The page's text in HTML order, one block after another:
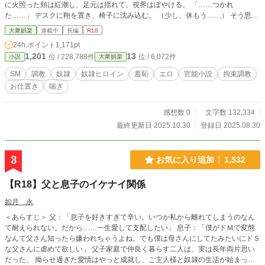
に火照った頬は紅潮し、足元は揺れて、視界はぼやける。 「……つかれ
た……」 デスクに鞄を置き、椅子に沈み込む。 （少し、休もう……） そう思っ
た瞬間、心の奥に沈んでいた黒い言葉が、アルコールにほだされて浮かび上が
る。 口にしてはいけないはずの言葉。 絶対に、誰にも聞かれてはいけない秘
密。 それが、美咲の唇からこぼれた。 ――「……課の経費を横領した……。も
しバレたら解雇、裁判……終わりだ……」 酒のせいだと分かっている。 酔いに
任せて、心の奥底の不安を口にしてしまった。 誰もいないと思い込んでいたか
ら、余計に無防備に声が漏れた。 だが、その油断は致命的だった。 「……なる
ほど。終わり、か」 背後から、低く湿った声。 美咲の肩がビクリと跳ねる。 振
手にはスマートフォン。 黒い瞳が光を反射し、獲物を見下ろす捕食者のように
のは、録音中を示す赤いアイコン。 「証拠は、もう手に入れた」 その一言で、
美咲の心臓がどくんっと大きく跳ねた。 頭の奥がじんじんと痺れ、呼吸が荒く
なる。 （だめ……これが……外に出たら……私は……） 家族、職場、すべてが
崩れる光景が頭をよぎる。 言い訳はできない。確かに口にしてしまったのだか
ら。 「やめて……お願い……」 震える声。涙で濡れた目が男を見上げる。 だ
が、返ってくるのは冷たい笑みだけだった。 「従え。逆らえば、この録音はす
ぐに世間に曝け出す」 その瞬間、美咲の背筋を冷たいものが這い上がった。 自
分の未来を、人差し指一つで握られている――その現実が、体を硬直させる。
恐怖と羞恥と、どうしようもない無力感が、彼女を締めつけていた。 ――こう
して始まる。 美咲が「堕ちる理由」の物語が。
大衆娯楽 連載中 長編 R18
24h.ポイント 1,171pt
小説 1,201 位 / 228,788件 大衆娯楽 13 位 / 6,072件
SM 調教 奴隷 奴隷ヒロイン 羞恥 エロ 官能小説
拘束調教
お仕置き
喘ぎ
感想数 0
文字数 132,334
最終更新日 2025.10.30
登録日 2025.08.30
3 お気に入り追加 1,532
【R18】父と息子のイケナイ関係
如月 永
＜あらすじ＞ 父：「息子を好きすぎて辛い。いつか私から離れてしまうのなん
て耐えられない。だから……一生愛して支配したい」 息子：「僕がドＭで変態
なんて父さん知ったら嫌われちゃうよね。でも僕は母さんにしてたみたいにドＳ
な父さんに虐めて欲しい」 父子家庭で仲良く暮らす二人は、実は長年両片思い
だった。 拗らせ過ぎた愛情はやっと成就し、ご主人様と奴隷の生活が始まっ